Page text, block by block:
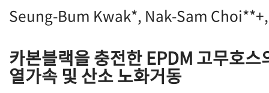
Seung-Bum Kwak*, Nak-Sam
카본블랙을 충전한 EPDM 고무호
열가속 및 산소 노화거동